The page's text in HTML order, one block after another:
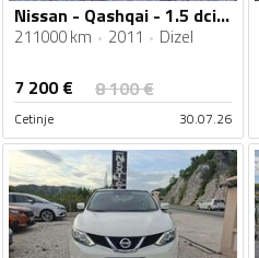
Nissan - Qashqai - 1.5 dci 81 kw
211000 km 2011 Dizel
7 200€ 8 100€
Cetinje 30.07.26